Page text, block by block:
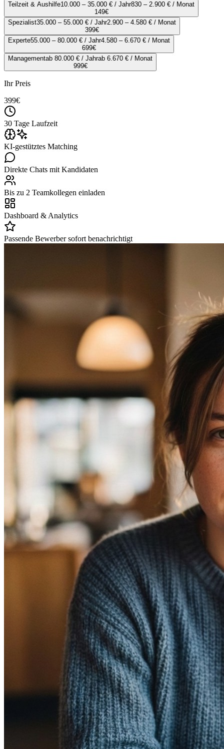
Teilzeit & Aushilfe10.000 – 35.000 € / Jahr830 – 2.900 € / Monat
149€
Spezialist35.000 – 55.000 € / Jahr2.900 – 4.580 € / Monat
399€
Experte55.000 – 80.000 € / Jahr4.580 – 6.670 € / Monat
699€
Managementab 80.000 € / Jahrab 6.670 € / Monat
999€
Ihr Preis
399€
30 Tage Laufzeit
KI-gestütztes Matching
Direkte Chats mit Kandidaten
Bis zu 2 Teamkollegen einladen
Dashboard & Analytics
Passende Bewerber sofort benachrichtigt